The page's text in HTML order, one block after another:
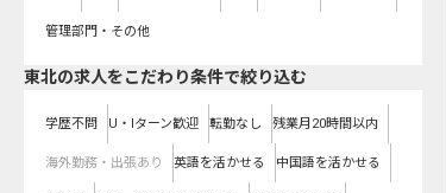
管理部門・その他
東北の求人をこだわり条件で絞り込む
学歴不問 U・Iターン歓迎 転勤なし 残業月20時間以内
海外勤務・出張あり 英語を活かせる 中国語を活かせる